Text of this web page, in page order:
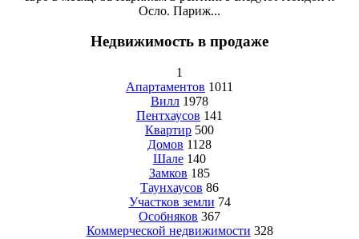
Осло. Париж...
Недвижимость в продаже
1
Апартаментов 1011
Вилл 1978
Пентхаусов 141
Квартир 500
Домов 1128
Шале 140
Замков 185
Таунхаусов 86
Участков земли 74
Особняков 367
Коммерческой недвижимости 328